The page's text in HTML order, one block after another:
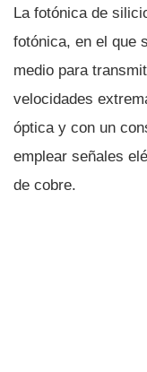
La fotónica de
fotónica, en el que
medio para
velocidades
óptica y con un
emplear señales
de cobre.